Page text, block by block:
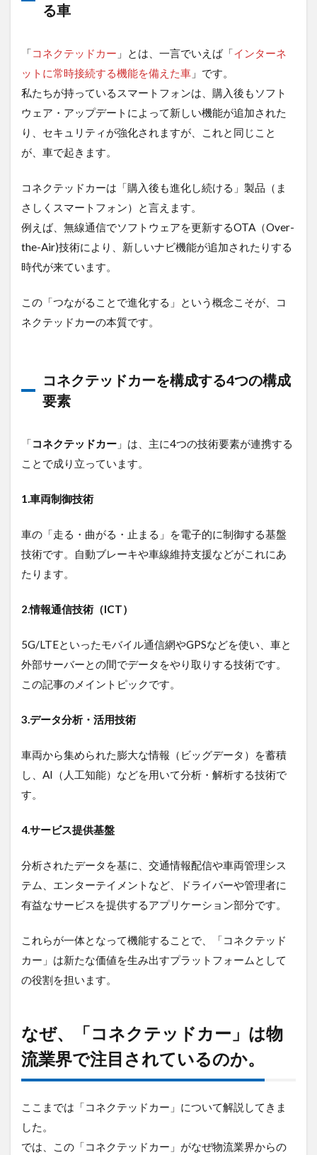
成要
素
な
ぜ、
ネク
テッ
ー」
は物
注目
され
るの
か。
2.1
業界
面す
2.2
コネ
カー
が注
目さ
理由
１.2024
年問題
不足の
2.2.2
ト構造
2.2.3
配送の
3
物
DX
は
導
入
メ
ッ
ト
生産
とコ
スト
削減
4.2
性の
故リ
る車
「コネクテッドカー 」とは、一言でいえば「インターネ
ットに常時接続する機能を備えた車 」です。
私たちが持っているスマートフォンは、購入後もソフト
ウェア・アップデートによって新しい機能が追加された
り、セキュリティが強化されますが、これと同じこと
が、車で起きます。
コネクテッドカーは「購入後も進化し続ける」製品（ま
さしくスマートフォン）と言えます。
例えば、無線通信でソフトウェアを更新するOTA（Over-
the-Air)技術により、新しいナビ機能が追加されたりする
時代が来ています。
この「つながることで進化する」という概念こそが、コ
ネクテッドカーの本質です。
コネクテッドカーを構成する4つの構成
要素
「コネクテッドカー 」は、主に4つの技術要素が連携する
ことで成り立っています。
1.車両制御技術
車の「走る・曲がる・止まる」を電子的に制御する基盤
技術です。自動ブレーキや車線維持支援などがこれにあ
たります。
2.情報通信技術（ICT）
5G/LTEといったモバイル通信網やGPSなどを使い、車と
外部サーバーとの間でデータをやり取りする技術です。
この記事のメイントピックです。
3.データ分析・活用技術
車両から集められた膨大な情報（ビッグデータ）を蓄積
し、AI（人工知能）などを用いて分析・解析する技術で
す。
4.サービス提供基盤
分析されたデータを基に、交通情報配信や車両管理シス
テム、エンターテイメントなど、ドライバーや管理者に
有益なサービスを提供するアプリケーション部分です。
これらが一体となって機能することで、「コネクテッド
カー」は新たな価値を生み出すプラットフォームとして
の役割を担います。
なぜ、「コネクテッドカー」は物
流業界で注目されているのか。
ここまでは「コネクテッドカー」について解説してきま
した。
では、この「コネクテッドカー」がなぜ物流業界からの